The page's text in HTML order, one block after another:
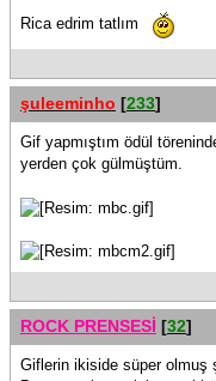
Rica edrim tatlım
şuleeminho [233]
Gif yapmıştım ödül
yerden çok gülmüştüm.
ROCK PRENSESİ [32]
Giflerin ikiside süper olmuş